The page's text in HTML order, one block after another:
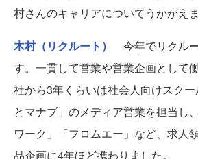
村さんのキャリアについてうかがえま
木村（リクルート） 今年でリクル
す。一貫して営業や営業企画として
社から3年くらいは社会人向けスク
とマナブ」のメディア営業を担当し
ワーク」「フロムエー」など、求人
品企画に4年ほど携わりました。